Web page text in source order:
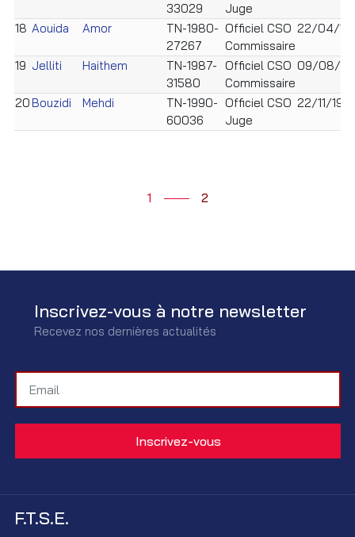
33029
Juge
18 Aouida Amor
TN-1980-
27267
Officiel CSO
Commissaire
22/04/
19 Jelliti Haithem
TN-1987-
31580
Officiel CSO
Commissaire
09/08/
20Bouzidi Mehdi
TN-1990-
60036
Officiel CSO
Juge
22/11/
1 2
Inscrivez-vous à notre newsletter
Recevez nos dernières actualités
F.T.S.E.